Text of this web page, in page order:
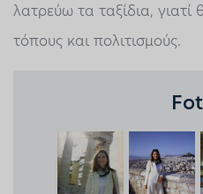
λατρεύω τα ταξίδια,
τόπους και πολιτισμούς.